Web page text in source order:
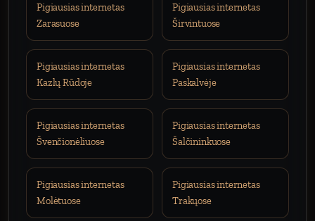
Pigiausias internetas
Zarasuose
Pigiausias internetas
Širvintuose
Pigiausias internetas
Kazlų Rūdoje
Pigiausias internetas
Paskalvėje
Pigiausias internetas
Švenčionėliuose
Pigiausias internetas
Šalčininkuose
Pigiausias internetas
Molėtuose
Pigiausias internetas
Trakųose